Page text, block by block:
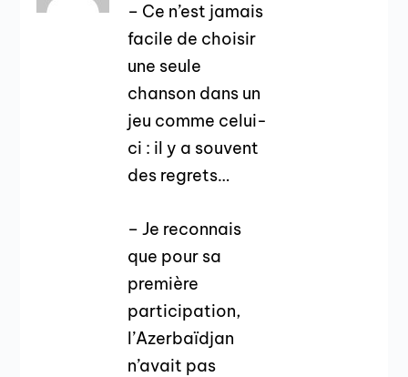
– Ce n’est jamais
facile de choisir
une seule
chanson dans un
jeu comme celui-
ci : il y a souvent
des regrets…
– Je reconnais
que pour sa
première
participation,
l’Azerbaïdjan
n’avait pas